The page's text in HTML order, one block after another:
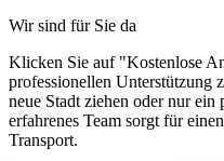
Wir sind für Sie da
Klicken Sie auf "Kostenlose
professionellen Unterstützung
neue Stadt ziehen oder nur ein
erfahrenes Team sorgt für
Transport.